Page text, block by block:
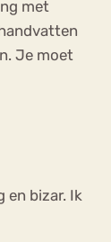
met
Je moet
en bizar. Ik